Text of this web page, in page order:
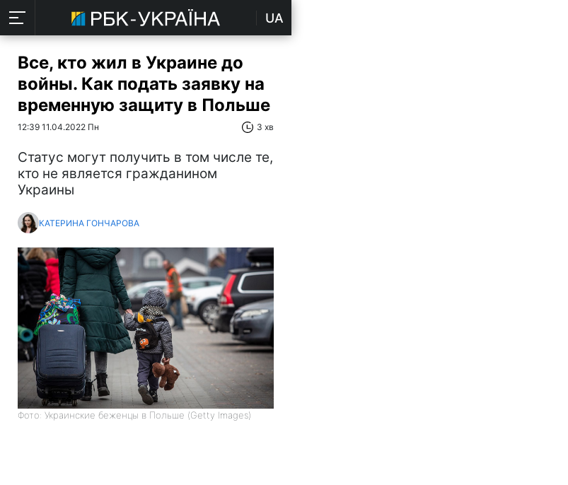
UA
Все, кто жил в Украине до
войны. Как подать заявку на
временную защиту в Польше
12:39 11.04.2022 Пн 3 хв
Статус могут получить в том числе те,
кто не является гражданином
Украины
КАТЕРИНА ГОНЧАРОВА
Фото: Украинские беженцы в Польше (Getty Images)